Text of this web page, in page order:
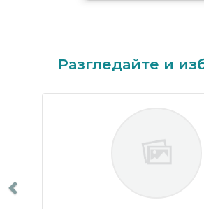
Разгледайте и